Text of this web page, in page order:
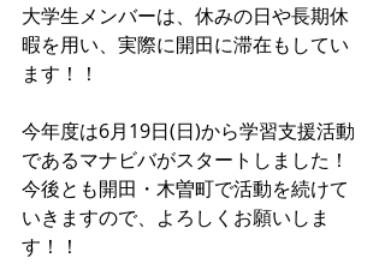
大学生メンバーは、休みの日や長期休
暇を用い、実際に開田に滞在もしてい
ます！！
今年度は6月19日(日)から学習支援活動
であるマナビバがスタートしました！
今後とも開田・木曽町で活動を続けて
いきますので、よろしくお願いしま
す！！